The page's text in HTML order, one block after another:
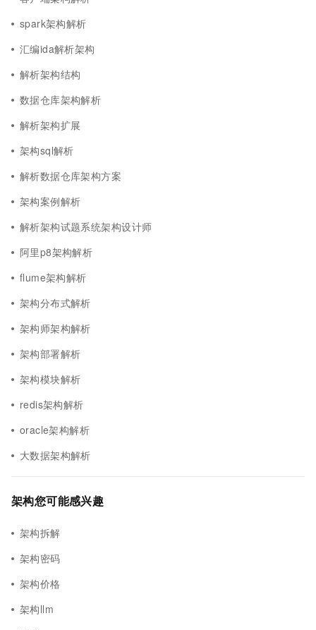
spark架构解析
汇编ida解析架构
解析架构结构
数据仓库架构解析
解析架构扩展
架构sql解析
解析数据仓库架构方案
架构案例解析
解析架构试题系统架构设计师
阿里p8架构解析
flume架构解析
架构分布式解析
架构师架构解析
架构部署解析
架构模块解析
redis架构解析
oracle架构解析
大数据架构解析
架构您可能感兴趣
架构拆解
架构密码
架构价格
架构llm